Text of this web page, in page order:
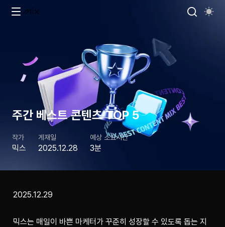
주간 베스트 콘텐츠 TOP 5
작가
믹스
게재일
2025.12.28
예상 소요시간
3분
2025.12.29
믹스는 매일이 바쁜 마케터가 꾸준히 성장할 수 있도록 돕는 지